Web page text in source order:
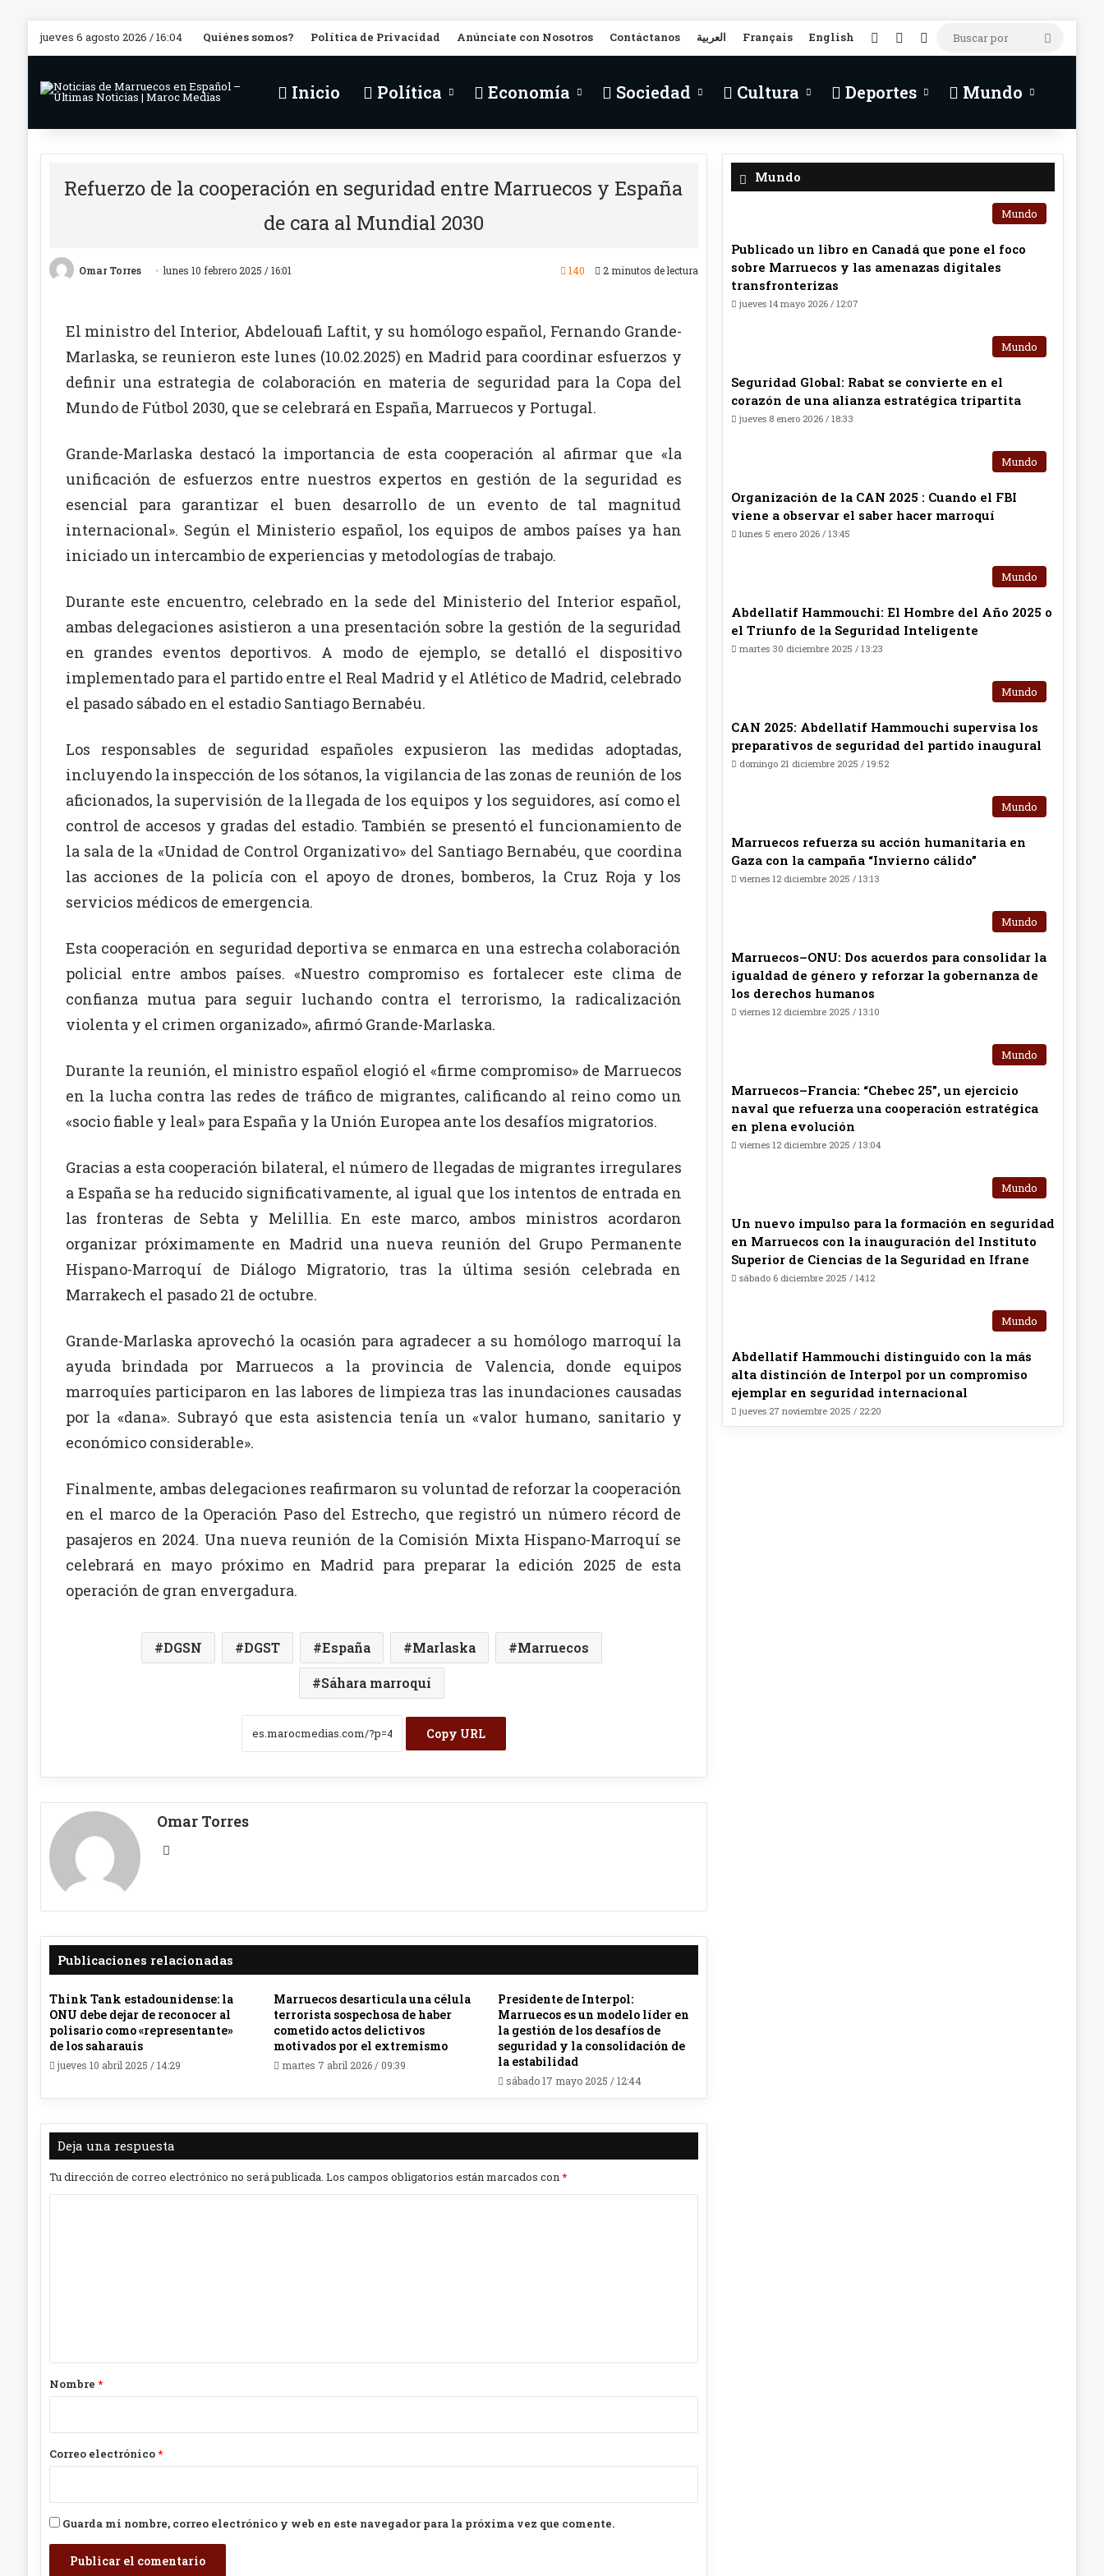
jueves 6 agosto 2026 / 16:04 Quiénes somos? Política de Privacidad Anúnciate con Nosotros Contáctanos العربية Français English RSS Facebook
Buscar
Inicio Política Economía Sociedad Cultura Deportes Mundo
Refuerzo de la cooperación en seguridad entre Marruecos y España
de cara al Mundial 2030
Omar Torres lunes 10 febrero 2025 / 16:01 140 2 minutos de lectura
El ministro del Interior, Abdelouafi Laftit, y su homólogo español, Fernando Grande-
Marlaska, se reunieron este lunes (10.02.2025) en Madrid para coordinar esfuerzos y
definir una estrategia de colaboración en materia de seguridad para la Copa del
Mundo de Fútbol 2030, que se celebrará en España, Marruecos y Portugal.
Grande-Marlaska destacó la importancia de esta cooperación al afirmar que «la
unificación de esfuerzos entre nuestros expertos en gestión de la seguridad es
esencial para garantizar el buen desarrollo de un evento de tal magnitud
internacional». Según el Ministerio español, los equipos de ambos países ya han
iniciado un intercambio de experiencias y metodologías de trabajo.
Durante este encuentro, celebrado en la sede del Ministerio del Interior español,
ambas delegaciones asistieron a una presentación sobre la gestión de la seguridad
en grandes eventos deportivos. A modo de ejemplo, se detalló el dispositivo
implementado para el partido entre el Real Madrid y el Atlético de Madrid, celebrado
el pasado sábado en el estadio Santiago Bernabéu.
Los responsables de seguridad españoles expusieron las medidas adoptadas,
incluyendo la inspección de los sótanos, la vigilancia de las zonas de reunión de los
aficionados, la supervisión de la llegada de los equipos y los seguidores, así como el
control de accesos y gradas del estadio. También se presentó el funcionamiento de
la sala de la «Unidad de Control Organizativo» del Santiago Bernabéu, que coordina
las acciones de la policía con el apoyo de drones, bomberos, la Cruz Roja y los
servicios médicos de emergencia.
Esta cooperación en seguridad deportiva se enmarca en una estrecha colaboración
policial entre ambos países. «Nuestro compromiso es fortalecer este clima de
confianza mutua para seguir luchando contra el terrorismo, la radicalización
violenta y el crimen organizado», afirmó Grande-Marlaska.
Durante la reunión, el ministro español elogió el «firme compromiso» de Marruecos
en la lucha contra las redes de tráfico de migrantes, calificando al reino como un
«socio fiable y leal» para España y la Unión Europea ante los desafíos migratorios.
Gracias a esta cooperación bilateral, el número de llegadas de migrantes irregulares
a España se ha reducido significativamente, al igual que los intentos de entrada en
las fronteras de Sebta y Melillia. En este marco, ambos ministros acordaron
organizar próximamente en Madrid una nueva reunión del Grupo Permanente
Hispano-Marroquí de Diálogo Migratorio, tras la última sesión celebrada en
Marrakech el pasado 21 de octubre.
Grande-Marlaska aprovechó la ocasión para agradecer a su homólogo marroquí la
ayuda brindada por Marruecos a la provincia de Valencia, donde equipos
marroquíes participaron en las labores de limpieza tras las inundaciones causadas
por la «dana». Subrayó que esta asistencia tenía un «valor humano, sanitario y
económico considerable».
Finalmente, ambas delegaciones reafirmaron su voluntad de reforzar la cooperación
en el marco de la Operación Paso del Estrecho, que registró un número récord de
pasajeros en 2024. Una nueva reunión de la Comisión Mixta Hispano-Marroquí se
celebrará en mayo próximo en Madrid para preparar la edición 2025 de esta
operación de gran envergadura.
DGSN DGST España Marlaska Marruecos
Sáhara marroquí
Copy URL
Omar Torres
Publicaciones relacionadas
Think Tank estadounidense: la
ONU debe dejar de reconocer al
polisario como «representante»
de los saharauis
jueves 10 abril 2025 / 14:29
Marruecos desarticula una célula
terrorista sospechosa de haber
cometido actos delictivos
motivados por el extremismo
martes 7 abril 2026 / 09:39
Presidente de Interpol:
Marruecos es un modelo líder en
la gestión de los desafíos de
seguridad y la consolidación de
la estabilidad
sábado 17 mayo 2025 / 12:44
Deja una respuesta
Tu dirección de correo electrónico no será publicada. Los campos obligatorios están marcados con*
r
*
Nombre *
Correo electrónico*
Guarda mi nombre, correo electrónico y web en este navegador para la próxima vez que comente.
Mundo
Mundo
Publicado un libro en Canadá que pone el foco
sobre Marruecos y las amenazas digitales
transfronterizas
jueves 14 mayo 2026 / 12:07
Mundo
Seguridad Global: Rabat se convierte en el
corazón de una alianza estratégica tripartita
jueves 8 enero 2026 / 18:33
Mundo
Organización de la CAN 2025 : Cuando el FBI
viene a observar el saber hacer marroquí
lunes 5 enero 2026 / 13:45
Mundo
Abdellatif Hammouchi: El Hombre del Año 2025 o
el Triunfo de la Seguridad Inteligente
martes 30 diciembre 2025 / 13:23
Mundo
CAN 2025: Abdellatif Hammouchi supervisa los
preparativos de seguridad del partido inaugural
domingo 21 diciembre 2025 / 19:52
Mundo
Marruecos refuerza su acción humanitaria en
Gaza con la campaña “Invierno cálido”
viernes 12 diciembre 2025 / 13:13
Mundo
Marruecos–ONU: Dos acuerdos para consolidar la
igualdad de género y reforzar la gobernanza de
los derechos humanos
viernes 12 diciembre 2025 / 13:10
Mundo
Marruecos–Francia: “Chebec 25”, un ejercicio
naval que refuerza una cooperación estratégica
en plena evolución
viernes 12 diciembre 2025 / 13:04
Mundo
Un nuevo impulso para la formación en seguridad
en Marruecos con la inauguración del Instituto
Superior de Ciencias de la Seguridad en Ifrane
sábado 6 diciembre 2025 / 14:12
Mundo
Abdellatif Hammouchi distinguido con la más
alta distinción de Interpol por un compromiso
ejemplar en seguridad internacional
jueves 27 noviembre 2025 / 22:20